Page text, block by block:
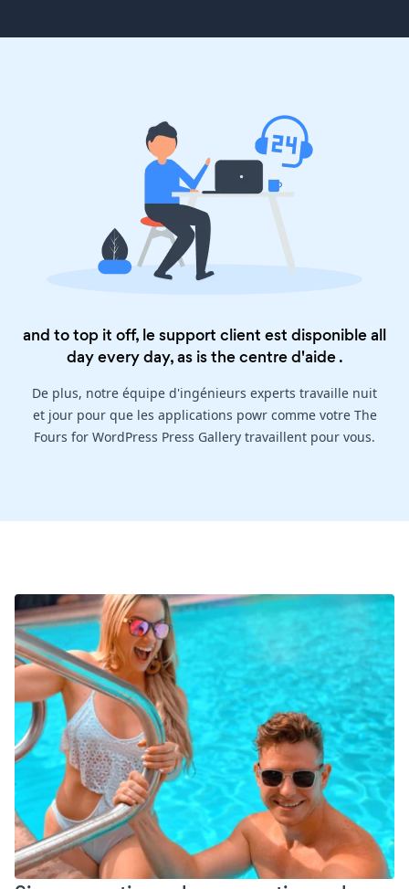
and to top it off, le support client est disponible all
day every day, as is thecentre d'aide.
De plus, notre équipe d'ingénieurs experts travaille nuit
et jour pour que les applications powr comme votre The
Fours for WordPress Press Gallery travaillent pour vous.